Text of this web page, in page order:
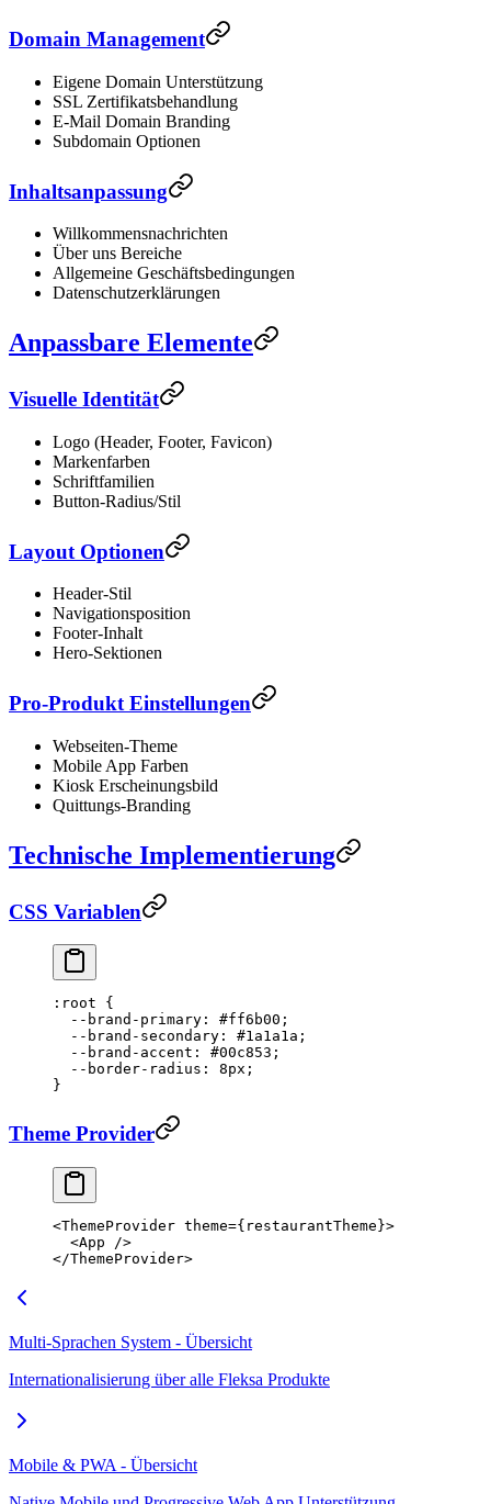
Domain Management
Eigene Domain Unterstützung
SSL Zertifikatsbehandlung
E-Mail Domain Branding
Subdomain Optionen
Inhaltsanpassung
Willkommensnachrichten
Über uns Bereiche
Allgemeine Geschäftsbedingungen
Datenschutzerklärungen
Anpassbare Elemente
Visuelle Identität
Logo (Header, Footer, Favicon)
Markenfarben
Schriftfamilien
Button-Radius/Stil
Layout Optionen
Header-Stil
Navigationsposition
Footer-Inhalt
Hero-Sektionen
Pro-Produkt Einstellungen
Webseiten-Theme
Mobile App Farben
Kiosk Erscheinungsbild
Quittungs-Branding
Technische Implementierung
CSS Variablen
:root {
  --brand-primary
: #ff6b00 ;
  --brand-secondary
: #1a1a1a ;
  --brand-accent
: #00c853 ;
  --border-radius
: 8px ;
}
Theme Provider
<ThemeProvider theme={restaurantTheme}>
  <
App />
</ThemeProvider>
Multi-Sprachen System - Übersicht
Internationalisierung über alle Fleksa Produkte
Mobile & PWA - Übersicht